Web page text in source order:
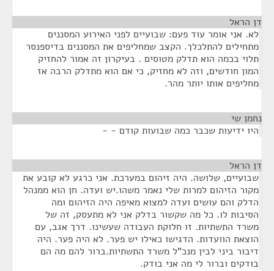
דן הראל
לא. אני אומר עוד פעם: שבועיים לפני האירוע המסננים
מתחילים להתלכלך. הקצב שמחליפים את המסננים בדיספנסר
תלוי בכמה הוא תדלק מטוסים . בעיקרון זה אמור להחזיק
המון חודשים, וזה לא מחזיק, כי אם הוא מתדלק הרבה אז
מחליפים אותו יותר מהר.
נחמן שי
היו ידיעות שכבר כמה שבועות קודם - -
דן הראל
שבועיים, שלושה. היה זיהום במערכת. אני כרגע לא קובע את
מקור הזיהום למרות שלי נאמר משהו.יש ועדה. חן הוא ממנהל
הדלק והם עושים ועדה למצוא מאיפה היה הזיהום ומה
הסיבות לו. כל מה שקשור בדלק אני לא מתעסק, זה של
משרד התשתיות. זו חלוקת העבודה שעשינו. דרך אגב, עם
הוצאת הוועדות. הדגישו כאילו יש פער. לא היה פער. היה
דיבור ביני לבין מנכ"ל משרד התשתיות.ברור להם מה הם
בודקים וברור לי מה אני בודק.